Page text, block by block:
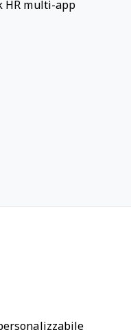
HR multi-app